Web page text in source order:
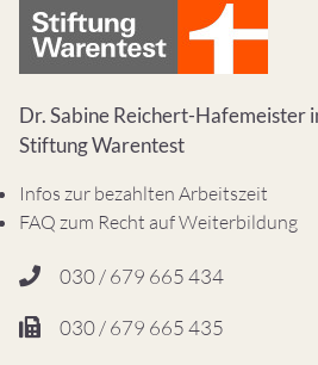
Dr. Sabine Reichert-Hafemeister
Stiftung Warentest
Infos zur bezahlten Arbeitszeit
FAQ zum Recht auf Weiterbildung
030 / 679 665 434
030 / 679 665 435